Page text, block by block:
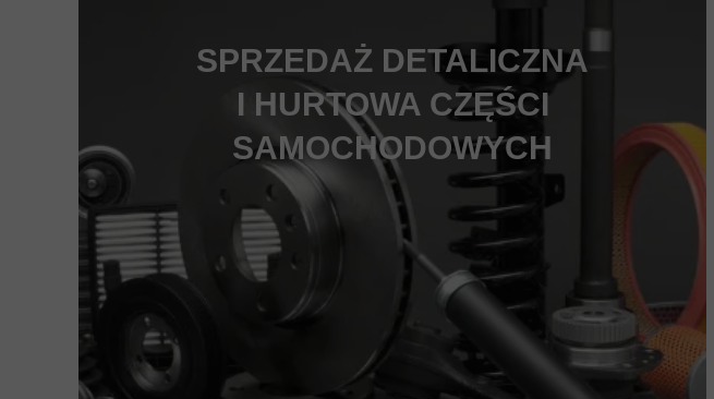
SPRZEDAŻ DETALICZNA
I HURTOWA CZĘŚCI
SAMOCHODOWYCH